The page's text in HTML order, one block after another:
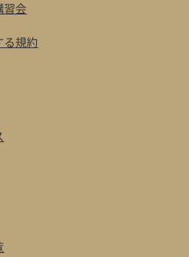
習会
る規約